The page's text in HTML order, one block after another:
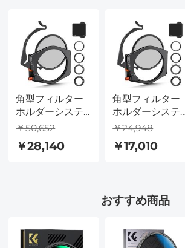
角型フィルター
ホルダーシステ
ムプロキット (フ
ー + 95mm 円偏
ルターアダプタ
ーリング 4 個
￥50,652
￥28,140
角型フィルター
ホルダーシステ
ムプロキット (フ
ー + 95mm 円偏
ーアダプターリ
レンズ (Nano X
Pro シリーズ) 用
￥24,948
￥17,010
おすすめ商品